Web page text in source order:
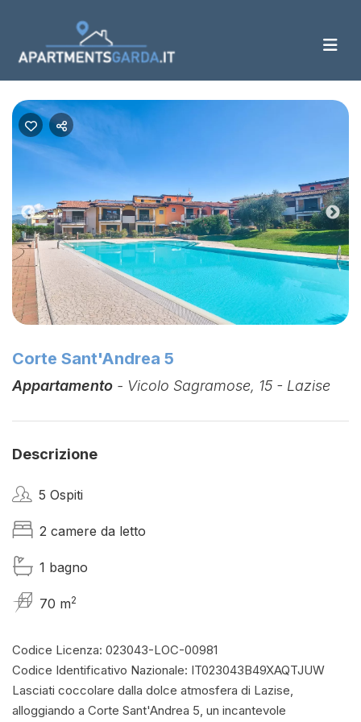
Previous
Corte Sant'Andrea 5
Appartamento - Vicolo Sagramose, 15 - Lazise
Descrizione
5 Ospiti
2 camere da letto
1 bagno
70 m2
Codice Licenza: 023043-LOC-00981
Codice Identificativo Nazionale: IT023043B49XAQTJUW
Lasciati coccolare dalla dolce atmosfera di Lazise,
alloggiando a Corte Sant'Andrea 5, un incantevole